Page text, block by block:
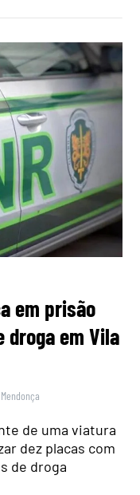
em prisão
em Vila
de uma viatura
dez placas com
de droga